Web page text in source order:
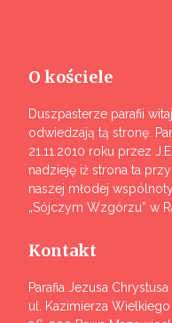
O kościele
Duszpasterze parafii
odwiedzają tą stronę.
21.11.2010 roku przez
nadzieję iż strona ta
naszej młodej
„Sójczym Wzgórzu” w
Kontakt
Parafia Jezusa
ul. Kazimierza